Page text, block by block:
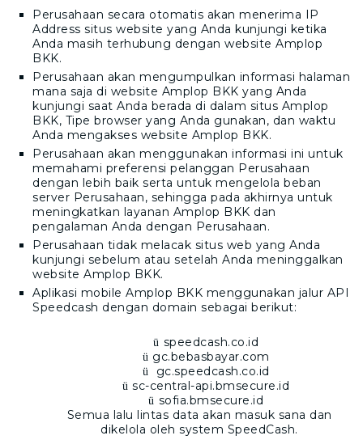
Perusahaan secara otomatis akan menerima IP
Address situs website yang Anda kunjungi ketika
Anda masih terhubung dengan website Amplop
BKK.
Perusahaan akan mengumpulkan informasi halaman
mana saja di website Amplop BKK yang Anda
kunjungi saat Anda berada di dalam situs Amplop
BKK, Tipe browser yang Anda gunakan, dan waktu
Anda mengakses website Amplop BKK.
Perusahaan akan menggunakan informasi ini untuk
memahami preferensi pelanggan Perusahaan
dengan lebih baik serta untuk mengelola beban
server Perusahaan, sehingga pada akhirnya untuk
meningkatkan layanan Amplop BKK dan
pengalaman Anda dengan Perusahaan.
Perusahaan tidak melacak situs web yang Anda
kunjungi sebelum atau setelah Anda meninggalkan
website Amplop BKK.
Aplikasi mobile Amplop BKK menggunakan jalur API
Speedcash dengan domain sebagai berikut:
ü speedcash.co.id
ü gc.bebasbayar.com
ü gc.speedcash.co.id
ü sc-central-api.bmsecure.id
ü sofia.bmsecure.id
Semua lalu lintas data akan masuk sana dan
dikelola oleh system SpeedCash.